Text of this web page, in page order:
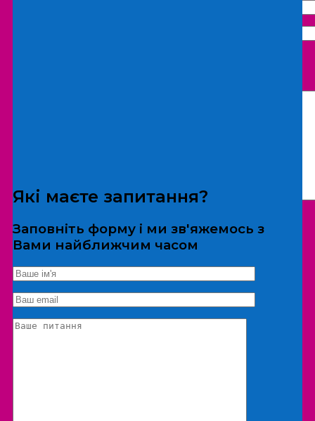
*Дані не передаються третім особам
Екскурсія/локація
Які маєте запитання?
Заповніть форму і ми зв'яжемось з
Вами найближчим часом